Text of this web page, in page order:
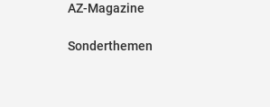
AZ-Magazine
Sonderthemen